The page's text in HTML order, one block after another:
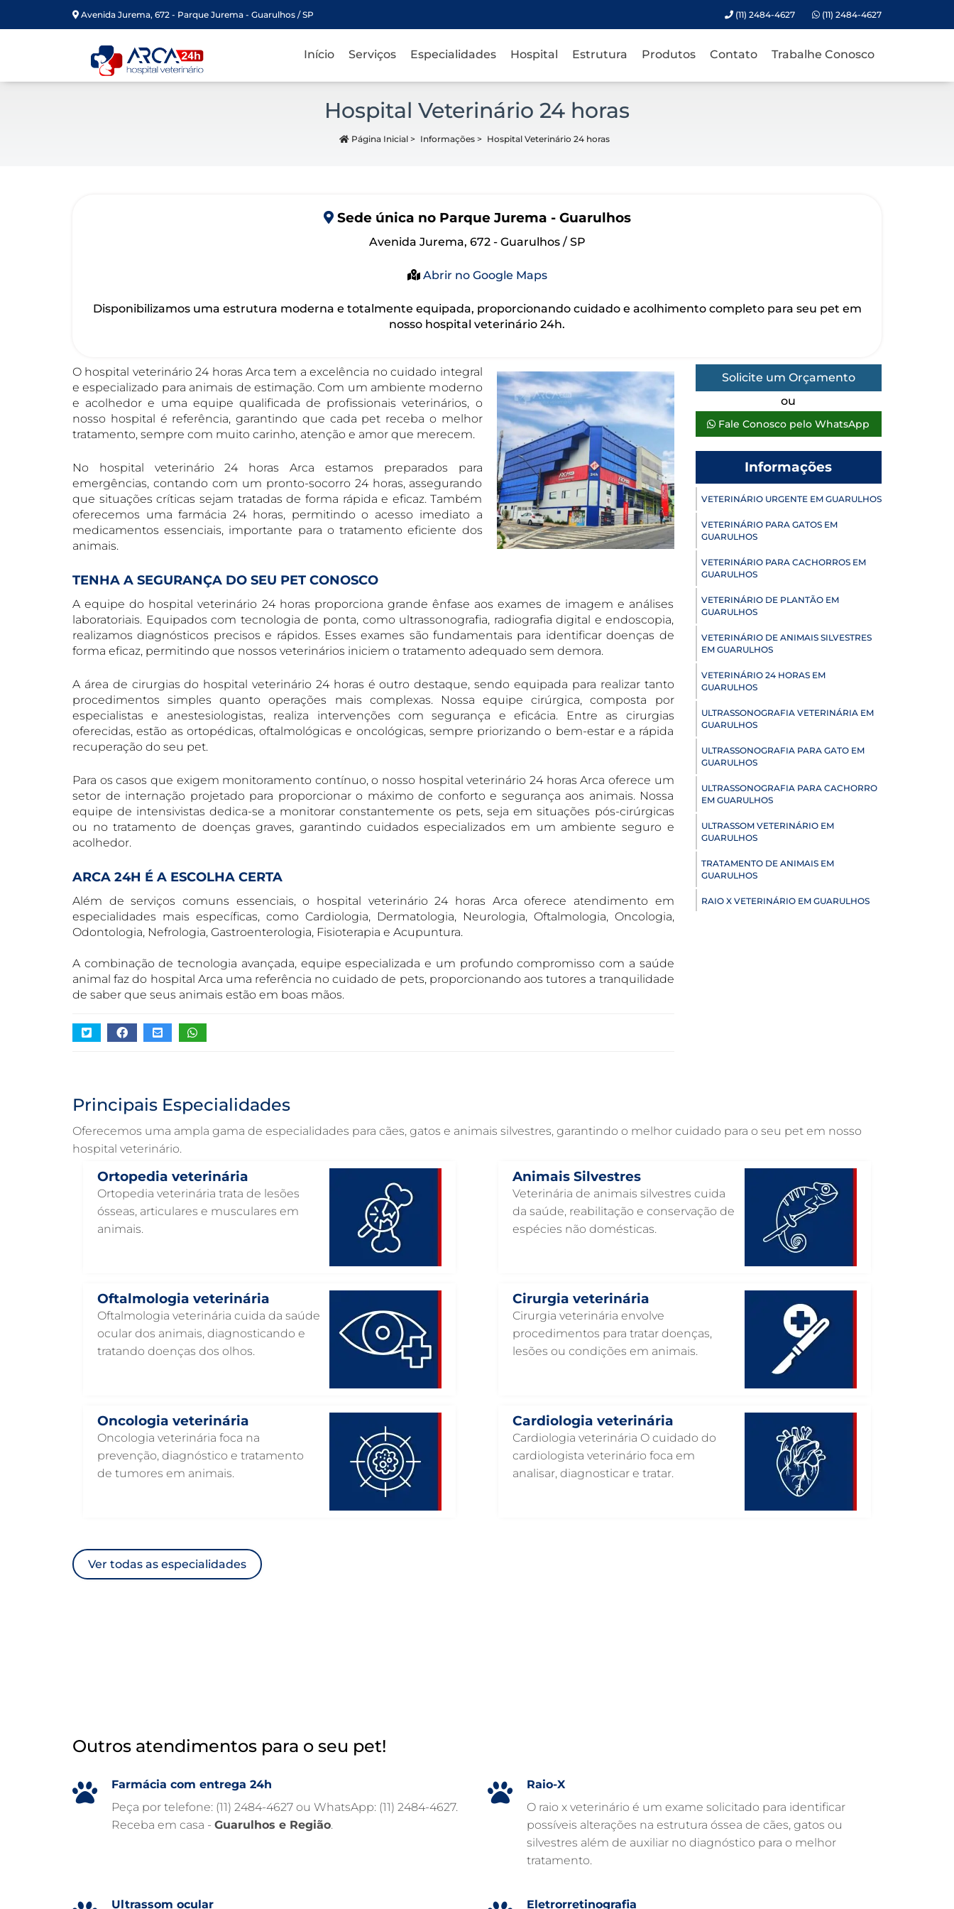
Avenida Jurema, 672 - Parque Jurema - Guarulhos / SP (11) 2484-4627 (11) 2484-4627
Início Serviços Especialidades Hospital Estrutura Produtos Contato Trabalhe Conosco
Hospital Veterinário 24 horas
Página Inicial > Informações > Hospital Veterinário 24 horas
Sede única no Parque Jurema - Guarulhos
Avenida Jurema, 672 - Guarulhos / SP
Abrir no Google Maps
Disponibilizamos uma estrutura moderna e totalmente equipada, proporcionando cuidado e acolhimento completo para seu pet em
nosso hospital veterinário 24h.
O hospital veterinário 24 horas Arca tem a excelência no cuidado integral
e especializado para animais de estimação. Com um ambiente moderno
e acolhedor e uma equipe qualificada de profissionais veterinários, o
nosso hospital é referência, garantindo que cada pet receba o melhor
tratamento, sempre com muito carinho, atenção e amor que merecem.
No hospital veterinário 24 horas Arca estamos preparados para
emergências, contando com um pronto-socorro 24 horas, assegurando
que situações críticas sejam tratadas de forma rápida e eficaz. Também
oferecemos uma farmácia 24 horas, permitindo o acesso imediato a
medicamentos essenciais, importante para o tratamento eficiente dos
animais.
TENHA A SEGURANÇA DO SEU PET CONOSCO
A equipe do hospital veterinário 24 horas proporciona grande ênfase aos exames de imagem e análises
laboratoriais. Equipados com tecnologia de ponta, como ultrassonografia, radiografia digital e endoscopia,
realizamos diagnósticos precisos e rápidos. Esses exames são fundamentais para identificar doenças de
forma eficaz, permitindo que nossos veterinários iniciem o tratamento adequado sem demora.
A área de cirurgias do hospital veterinário 24 horas é outro destaque, sendo equipada para realizar tanto
procedimentos simples quanto operações mais complexas. Nossa equipe cirúrgica, composta por
especialistas e anestesiologistas, realiza intervenções com segurança e eficácia. Entre as cirurgias
oferecidas, estão as ortopédicas, oftalmológicas e oncológicas, sempre priorizando o bem-estar e a rápida
recuperação do seu pet.
Para os casos que exigem monitoramento contínuo, o nosso hospital veterinário 24 horas Arca oferece um
setor de internação projetado para proporcionar o máximo de conforto e segurança aos animais. Nossa
equipe de intensivistas dedica-se a monitorar constantemente os pets, seja em situações pós-cirúrgicas
ou no tratamento de doenças graves, garantindo cuidados especializados em um ambiente seguro e
acolhedor.
ARCA 24H É A ESCOLHA CERTA
Além de serviços comuns essenciais, o hospital veterinário 24 horas Arca oferece atendimento em
especialidades mais específicas, como Cardiologia, Dermatologia, Neurologia, Oftalmologia, Oncologia,
Odontologia, Nefrologia, Gastroenterologia, Fisioterapia e Acupuntura.
A combinação de tecnologia avançada, equipe especializada e um profundo compromisso com a saúde
animal faz do hospital Arca uma referência no cuidado de pets, proporcionando aos tutores a tranquilidade
de saber que seus animais estão em boas mãos.
Solicite um Orçamento
ou
Fale Conosco pelo WhatsApp
Informações
VETERINÁRIO URGENTE EM GUARULHOS
VETERINÁRIO PARA GATOS EM
GUARULHOS
VETERINÁRIO PARA CACHORROS EM
GUARULHOS
VETERINÁRIO DE PLANTÃO EM
GUARULHOS
VETERINÁRIO DE ANIMAIS SILVESTRES
EM GUARULHOS
VETERINÁRIO 24 HORAS EM
GUARULHOS
ULTRASSONOGRAFIA VETERINÁRIA EM
GUARULHOS
ULTRASSONOGRAFIA PARA GATO EM
GUARULHOS
ULTRASSONOGRAFIA PARA CACHORRO
EM GUARULHOS
ULTRASSOM VETERINÁRIO EM
GUARULHOS
TRATAMENTO DE ANIMAIS EM
GUARULHOS
RAIO X VETERINÁRIO EM GUARULHOS
ODONTOLOGIA VETERINÁRIA EM
NEUROLOGIA ANIMAL EM GUARULHOS
NEFROLOGIA VETERINÁRIA EM
LABORATÓRIO PET EM GUARULHOS
INTERNAÇÃO VETERINÁRIA EM
INTERNAÇÃO VETERINÁRIA 24 HORAS
EM GUARULHOS
INTENSIVISMO VETERINÁRIO EM
HOSPITAL VETERINÁRIO 24H EM
HOSPITAL VETERINÁRIO 24 HORAS EM
ENDOSCOPIA EM PETS EM GUARULHOS
ENDOCRINOLOGIA VETERINÁRIA EM
GUARULHOS
Principais Especialidades
Oferecemos uma ampla gama de especialidades para cães, gatos e animais silvestres, garantindo o melhor cuidado para o seu pet em nosso
hospital veterinário.
Ortopedia veterinária
Ortopedia veterinária trata de lesões
ósseas, articulares e musculares em
animais.
Oftalmologia veterinária
Oftalmologia veterinária cuida da saúde
ocular dos animais, diagnosticando e
tratando doenças dos olhos.
Oncologia veterinária
Oncologia veterinária foca na
prevenção, diagnóstico e tratamento
de tumores em animais.
Animais Silvestres
Veterinária de animais silvestres cuida
da saúde, reabilitação e conservação de
espécies não domésticas.
Cirurgia veterinária
Cirurgia veterinária envolve
procedimentos para tratar doenças,
lesões ou condições em animais.
Cardiologia veterinária
Cardiologia veterinária O cuidado do
cardiologista veterinário foca em
analisar, diagnosticar e tratar.
Ver todas as especialidades
Outros atendimentos para o seu pet!
Farmácia com entrega 24h
Peça por telefone: (11) 2484-4627 ou WhatsApp: (11) 2484-4627.
Receba em casa - Guarulhos e Região.
Raio-X
O raio x veterinário é um exame solicitado para identificar
possíveis alterações na estrutura óssea de cães, gatos ou
silvestres além de auxiliar no diagnóstico para o melhor
tratamento.
Ultrassom ocular
Eletrorretinografia